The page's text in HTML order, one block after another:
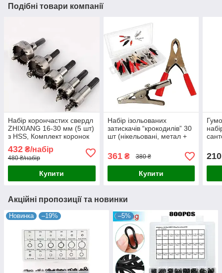
Подібні товари компанії
Набір корончастих свердл
ZHIXIANG 16-30 мм (5 шт)
з HSS, Комплект коронок
по металу, дереву,
пластику
432 ₴/набір
480 ₴/набір
Купити
Набір ізольованих
затискачів “крокодилів” 30
шт (нікельовані, метал +
361₴ 380 ₴
Купити
шт.
210
Акційні пропозиції та новинки
Новинка –19% –5%